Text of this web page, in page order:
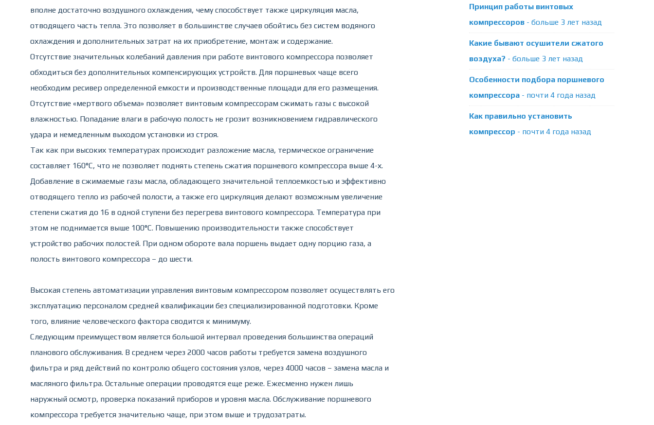
вполне достаточно воздушного охлаждения, чему способствует также циркуляция масла,
отводящего часть тепла. Это позволяет в большинстве случаев обойтись без систем водяного
охлаждения и дополнительных затрат на их приобретение, монтаж и содержание.
Отсутствие значительных колебаний давления при работе винтового компрессора позволяет
обходиться без дополнительных компенсирующих устройств. Для поршневых чаще всего
необходим ресивер определенной емкости и производственные площади для его размещения.
Отсутствие «мертвого объема» позволяет винтовым компрессорам сжимать газы с высокой
влажностью. Попадание влаги в рабочую полость не грозит возникновением гидравлического
удара и немедленным выходом установки из строя.
Так как при высоких температурах происходит разложение масла, термическое ограничение
составляет 160°C, что не позволяет поднять степень сжатия поршневого компрессора выше 4-х.
Добавление в сжимаемые газы масла, обладающего значительной теплоемкостью и эффективно
отводящего тепло из рабочей полости, а также его циркуляция делают возможным увеличение
степени сжатия до 16 в одной ступени без перегрева винтового компрессора. Температура при
этом не поднимается выше 100°C. Повышению производительности также способствует
устройство рабочих полостей. При одном обороте вала поршень выдает одну порцию газа, а
полость винтового компрессора – до шести.
Высокая степень автоматизации управления винтовым компрессором позволяет осуществлять его
эксплуатацию персоналом средней квалификации без специализированной подготовки. Кроме
того, влияние человеческого фактора сводится к минимуму.
Следующим преимуществом является большой интервал проведения большинства операций
планового обслуживания. В среднем через 2000 часов работы требуется замена воздушного
фильтра и ряд действий по контролю общего состояния узлов, через 4000 часов – замена масла и
масляного фильтра. Остальные операции проводятся еще реже. Ежесменно нужен лишь
наружный осмотр, проверка показаний приборов и уровня масла. Обслуживание поршневого
компрессора требуется значительно чаще, при этом выше и трудозатраты.
Принцип работы винтовых
компрессоров - больше 3 лет назад
Какие бывают осушители сжатого
воздуха? - больше 3 лет назад
Особенности подбора поршневого
компрессора - почти 4 года назад
Как правильно установить
компрессор - почти 4 года назад